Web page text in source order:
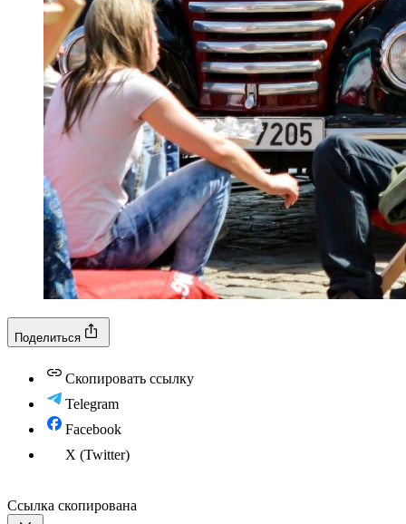
Поделиться
Скопировать ссылку
Telegram
Facebook
X (Twitter)
Ссылка скопирована